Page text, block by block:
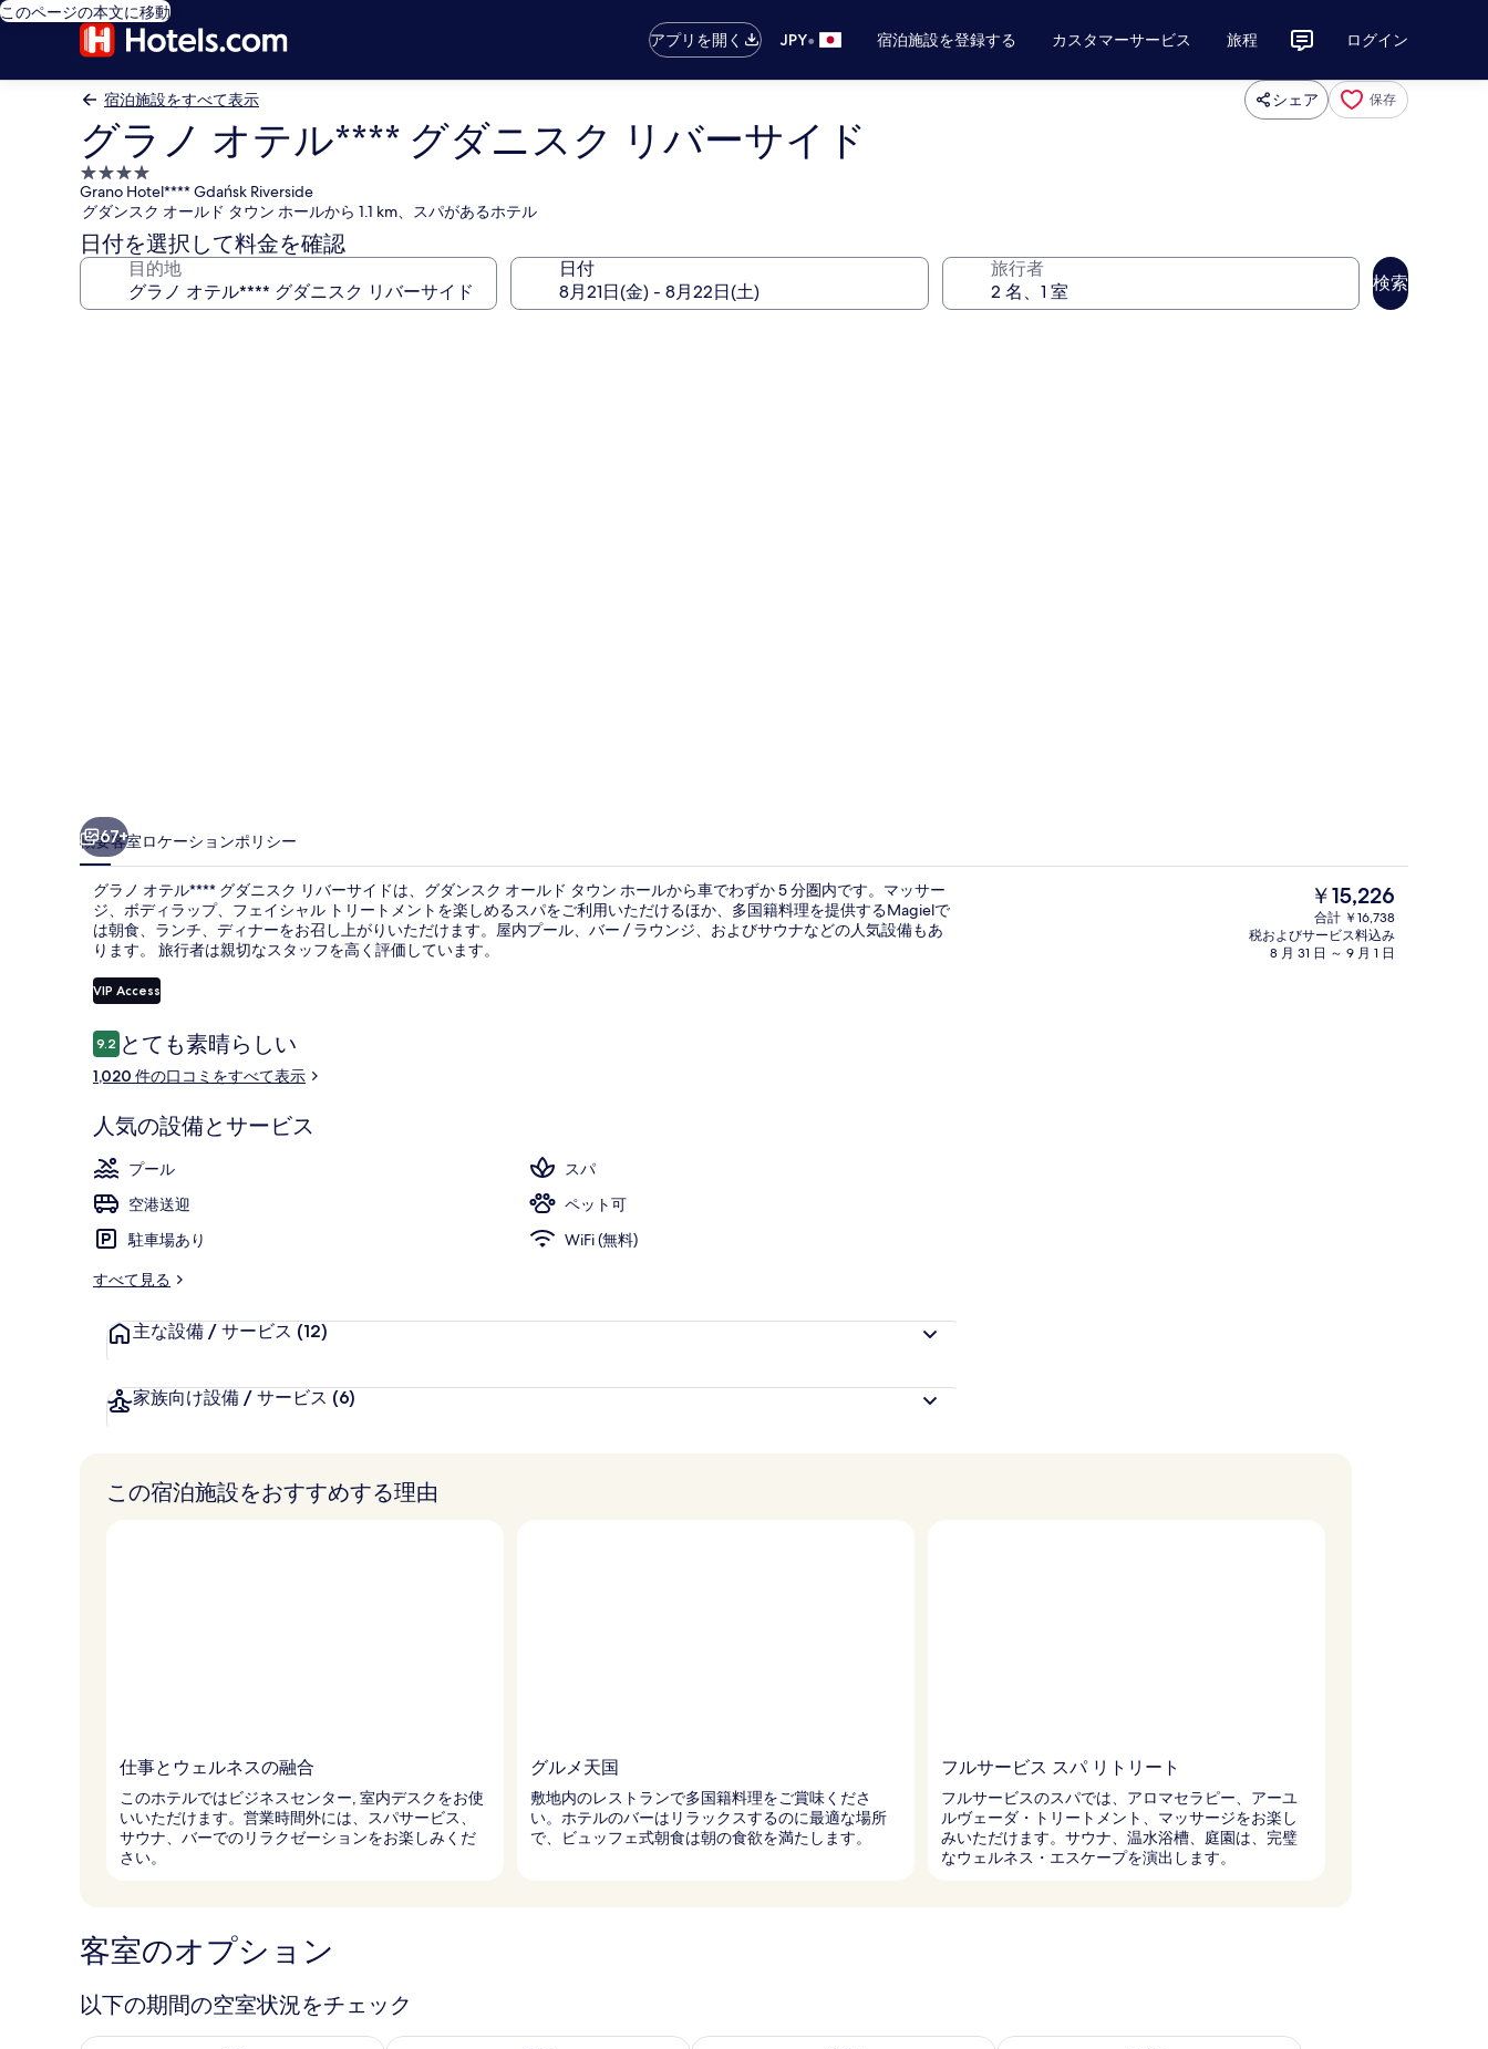
このページの本文に移動
アプリを開く
JPY• 宿泊施設を登録する カスタマーサービス 旅程 ログイン
宿泊施設をすべて表示 シェア 保存
グラノ オテル**** グダニスク リバーサイド
4.0
つ
星
宿
泊
Grano Hotel**** Gdańsk Riverside
グダンスク オールド タウン ホールから 1.1 km、スパがあるホテル
日付を選択して料金を確認
目的地 日付 旅行者
検索
ー
サ
イ
ド
の
写
真
ギ
ャ
ラ
リ
ー
ダブルルーム | ミニバー、セーフテ
67+
概要客室ロケーションポリシー
グラノ オテル**** グダニスク リバーサイドは、グダンスク オールド タウン ホールから車でわずか 5 分圏内です。マッサー
ジ、ボディラップ、フェイシャル トリートメントを楽しめるスパをご利用いただけるほか、多国籍料理を提供するMagielで
は朝食、ランチ、ディナーをお召し上がりいただけます。屋内プール、バー / ラウンジ、およびサウナなどの人気設備もあ
ります。 旅行者は親切なスタッフを高く評価しています。
VIP Access
口
コ
ミ
9.210段階中9.2
とても素晴らしい
1,020 件の口コミをすべて表示
人気の設備とサービス
プール
スパ
空港送迎
ペット可
駐車場あり
WiFi (無料)
すべて見る
主な設備 / サービス (12)
家族向け設備 / サービス (6)
現
在
の
料
￥15,226
合計 ￥16,738
税およびサービス料込み
8 月 31 日 ～ 9 月 1 日
この宿泊施設をおすすめする理由
仕事とウェルネスの融合
このホテルではビジネスセンター, 室内デスクをお使
いいただけます。営業時間外には、スパサービス、
サウナ、バーでのリラクゼーションをお楽しみくだ
さい。
グルメ天国
敷地内のレストランで多国籍料理をご賞味くださ
い。ホテルのバーはリラックスするのに最適な場所
で、ビュッフェ式朝食は朝の食欲を満たします。
フルサービス スパ リトリート
フルサービスのスパでは、アロマセラピー、アーユ
ルヴェーダ・トリートメント、マッサージをお楽し
みいただけます。サウナ、温水浴槽、庭園は、完璧
なウェルネス・エスケープを演出します。
客室のオプション
以下の期間の空室状況をチェック